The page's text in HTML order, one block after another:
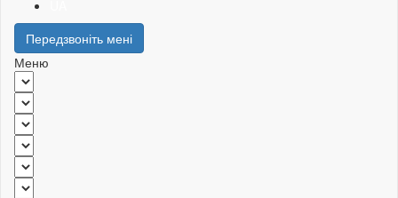
Передзвоніть мені
Меню